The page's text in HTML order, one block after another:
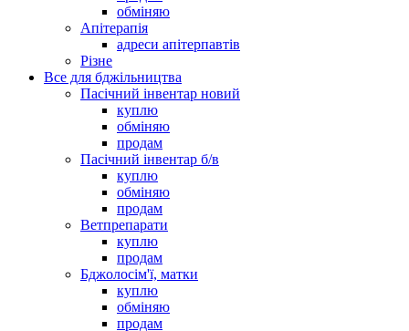
обміняю
Апітерапія
адреси апітерпавтів
Різне
Все для бджільництва
Пасічний інвентар новий
куплю
обміняю
продам
Пасічний інвентар б/в
куплю
обміняю
продам
Ветпрепарати
куплю
продам
Бджолосім'ї, матки
куплю
обміняю
продам